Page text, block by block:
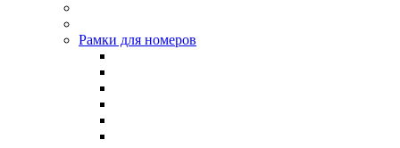
Рамки для номеров